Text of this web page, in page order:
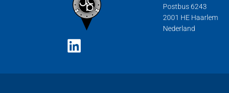
Postbus 6243
2001 HE Haarlem
Nederland